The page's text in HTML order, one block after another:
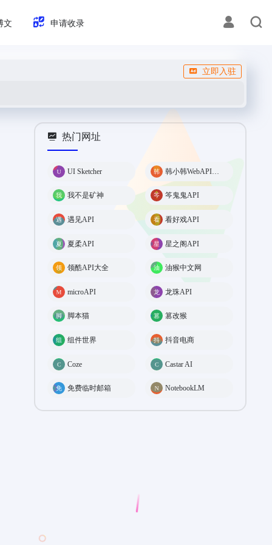
文 申请收录
立即入驻
热门网址
UI Sketcher
我不是矿神 笒鬼鬼API
遇见API 看好戏API
夏柔API 星之阁API
领酷API大全 油猴中文网
microAPI 龙珠API
脚本猫 篡改猴
组件世界 抖音电商
Coze Castar AI
免费临时邮箱 NotebookLM